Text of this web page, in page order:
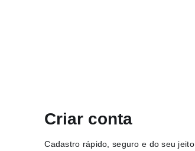
Criar conta
Cadastro rápido, seguro e do seu jeito.